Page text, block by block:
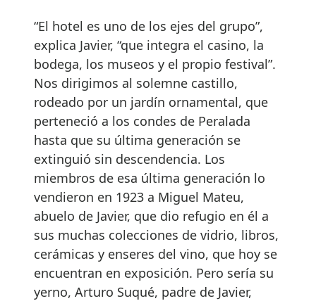
“El hotel es uno de los ejes del grupo”,
explica Javier, “que integra el casino, la
bodega, los museos y el propio festival”.
Nos dirigimos al solemne castillo,
rodeado por un jardín ornamental, que
perteneció a los condes de Peralada
hasta que su última generación se
extinguió sin descendencia. Los
miembros de esa última generación lo
vendieron en 1923 a Miguel Mateu,
abuelo de Javier, que dio refugio en él a
sus muchas colecciones de vidrio, libros,
cerámicas y enseres del vino, que hoy se
encuentran en exposición. Pero sería su
yerno, Arturo Suqué, padre de Javier,